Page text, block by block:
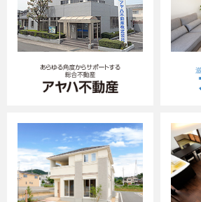
社の利用目的は、それぞれの
ジ（下記）に記載してあります。
なお、当社と取引のある保険会
・損害保険ジャパン株式会社
（https://www.sompo-
上記の商品・情報・サービス
物､電話､電子メール等による
ます。
当社とご契約していただいて